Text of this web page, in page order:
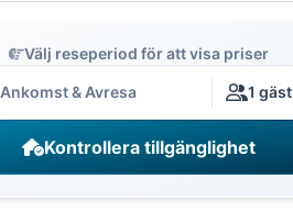
Välj reseperiod för att visa priser
Ankomst & Avresa 1 gäst
Kontrollera tillgänglighet